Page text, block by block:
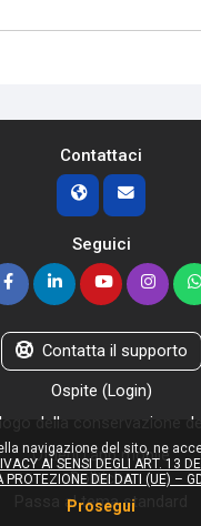
Contattaci
Seguici
Contatta il supporto
Ospite (Login)
della conservazione
Ottieni l'app mobile
Politiche
Passa al tema standard
navigazione del sito, ne
AI SENSI DEGLI ART. 13
PROTEZIONE DEI DATI (UE) –
Prosegui